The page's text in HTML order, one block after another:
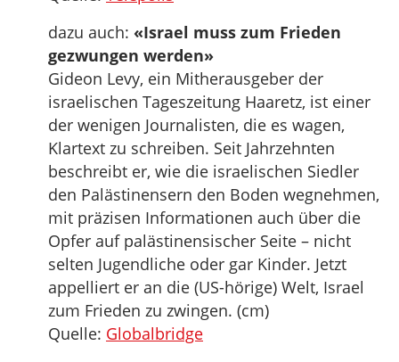
dazu auch: «Israel muss zum Frieden
gezwungen werden»
Gideon Levy, ein Mitherausgeber der
israelischen Tageszeitung Haaretz, ist einer
der wenigen Journalisten, die es wagen,
Klartext zu schreiben. Seit Jahrzehnten
beschreibt er, wie die israelischen Siedler
den Palästinensern den Boden wegnehmen,
mit präzisen Informationen auch über die
Opfer auf palästinensischer Seite – nicht
selten Jugendliche oder gar Kinder. Jetzt
appelliert er an die (US-hörige) Welt, Israel
zum Frieden zu zwingen. (cm)
Quelle: Globalbridge